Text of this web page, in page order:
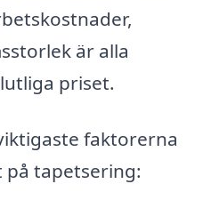
är alla
priset.
faktorerna
på tapetsering: